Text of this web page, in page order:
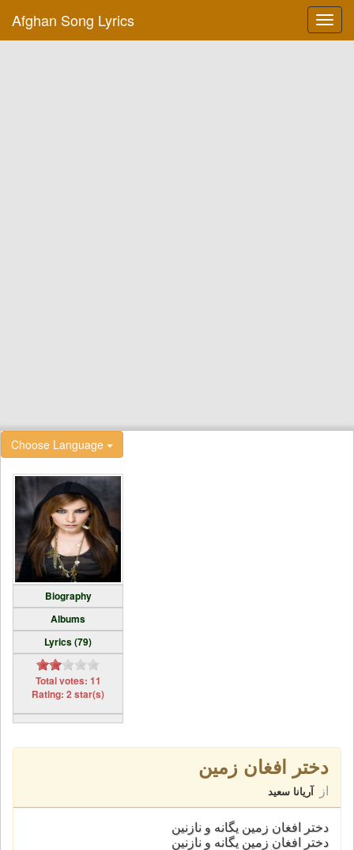
Afghan Song Lyrics
Choose Language
Biography
Albums
Lyrics (79)
Total votes: 11
Rating: 2 star(s)
دختر افغان زمین
از آریانا سعید
دختر افغان زمین یگانه و نازنین
دختر افغان زمین یگانه و نازنین